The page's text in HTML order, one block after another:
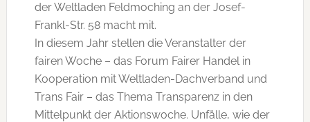
der Weltladen Feldmoching an der Josef-
Frankl-Str. 58 macht mit.
In diesem Jahr stellen die Veranstalter der
fairen Woche – das Forum Fairer Handel in
Kooperation mit Weltladen-Dachverband und
Trans Fair – das Thema Transparenz in den
Mittelpunkt der Aktionswoche. Unfälle, wie der